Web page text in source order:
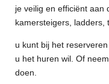
je veilig en efficiënt aan
kamersteigers, ladders,
u kunt bij het
u het huren wil. Of neem
doen.